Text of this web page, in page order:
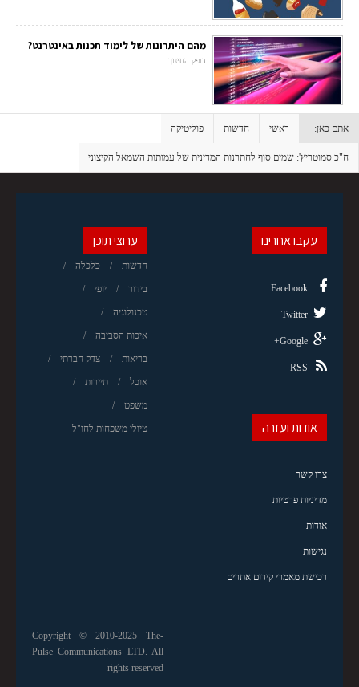
מהם היתרונות של לימוד תכנות באינטרנט?
דופק החינוך
אתם כאן: ראשי חדשות פוליטיקה
ח"כ סמוטריץ': שמים סוף לחתרנות המדינית של עמותות השמאל הקיצוני
ערוצי תוכן
חדשות כלכלה
בידור יופי
טכנולוגיה
איכות הסביבה
בריאות צדק חברתי
אוכל תיירות
משפט
טיולי משפחות לחו"ל
עקבו אחרינו
Facebook
Twitter
Google+
RSS
אודות ועזרה
צרו קשר
מדיניות פרטיות
אודות
נגישות
רכישת מאמרי קידום אתרים
Copyright © 2010-2025 The-
Pulse Communications LTD. All
rights reserved